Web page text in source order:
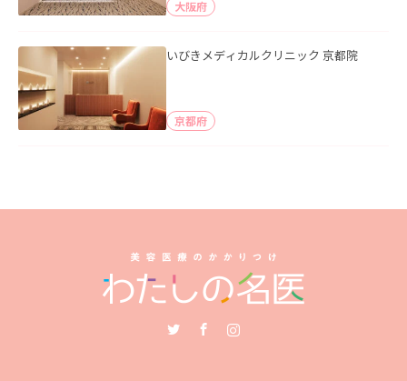
大阪府
いびきメディカルクリニック 京都院
京都府